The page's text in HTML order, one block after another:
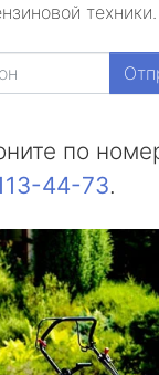
техники.
по
44-73.